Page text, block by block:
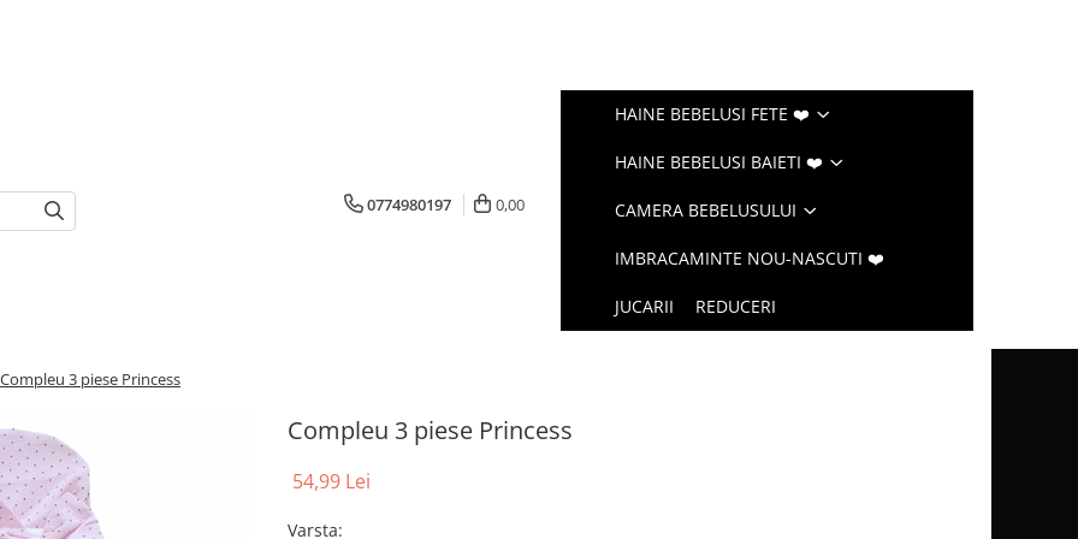
0774980197 0,00
HAINE BEBELUSI FETE ❤️
HAINE BEBELUSI BAIETI ❤️
CAMERA BEBELUSULUI
IMBRACAMINTE NOU-NASCUTI ❤️
JUCARII REDUCERI
Compleu 3 piese Princess
Compleu 3 piese Princess
54,99 Lei
Varsta: